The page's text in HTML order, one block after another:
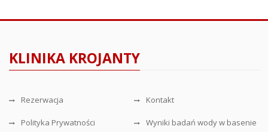
KLINIKA KROJANTY
Rezerwacja Kontakt
Polityka Prywatności Wyniki badań wody w basenie